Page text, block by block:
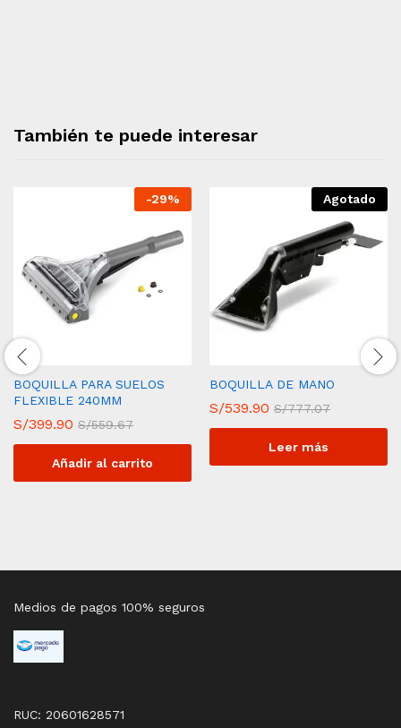
También te puede interesar
-29%
BOQUILLA PARA SUELOS
FLEXIBLE 240MM
S/399.90 S/559.67
Añadir al carrito
Agotado
BOQUILLA DE MANO
S/539.90 S/777.07
Leer más
RUC: 20601628571
Medios de pagos 100% seguros